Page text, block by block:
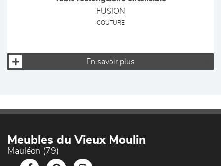
FUSION
COUTURE
En savoir plus
Meubles du Vieux Moulin
Mauléon (79)